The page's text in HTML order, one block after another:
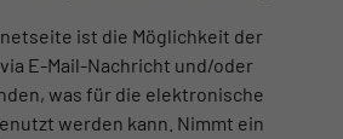
ist die Möglichkeit der
E-Mail-Nachricht und/oder
was für die elektronische
werden kann. Nimmt ein